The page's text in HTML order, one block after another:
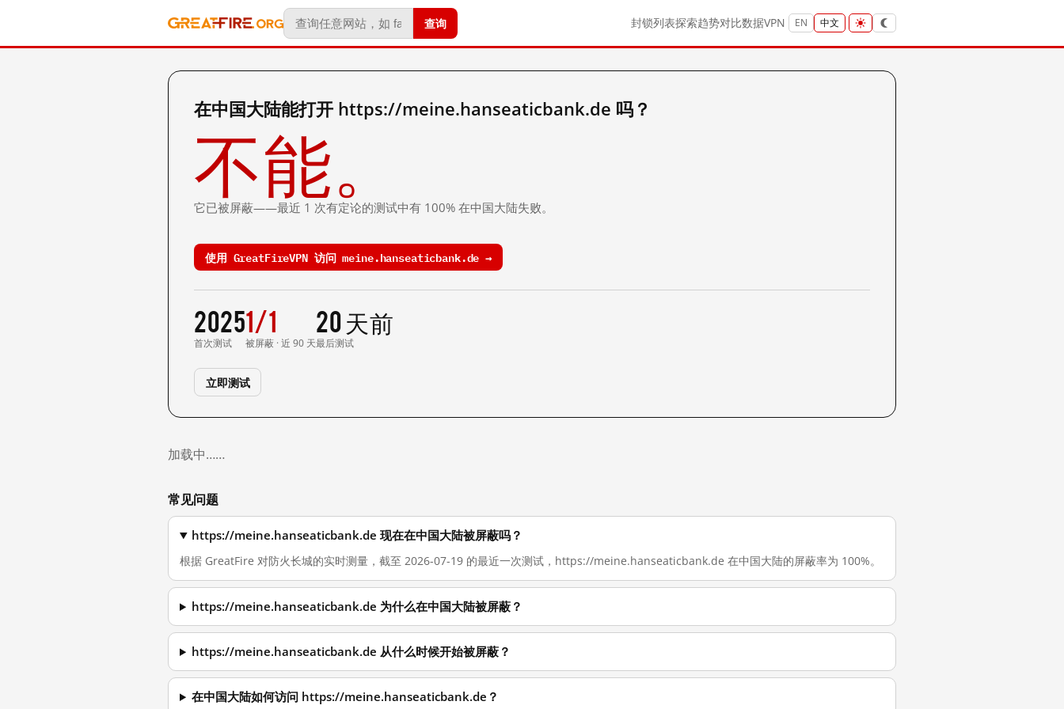
查询 封锁列表探索趋势对比数据VPN EN 中文
在中国大陆能打开 https://meine.hanseaticbank.de 吗？
不能。
它已被屏蔽——最近 1 次有定论的测试中有 100% 在中国大陆失败。
使用 GreatFireVPN 访问 meine.hanseaticbank.de →
2025
首次测试
1/1
被屏蔽 · 近 90 天
20 天前
最后测试
立即测试
加载中……
常见问题
https://meine.hanseaticbank.de 现在在中国大陆被屏蔽吗？
根据 GreatFire 对防火长城的实时测量，截至 2026-07-19 的最近一次测试，https://meine.hanseaticbank.de 在中国大陆的屏蔽率为 100%。
https://meine.hanseaticbank.de 为什么在中国大陆被屏蔽？
https://meine.hanseaticbank.de 从什么时候开始被屏蔽？
在中国大陆如何访问 https://meine.hanseaticbank.de？